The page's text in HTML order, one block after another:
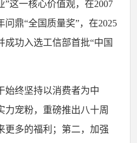
”这一核心价值观，在2007
问鼎“全国质量奖”，在2025
功入选工信部首批“中国
始终坚持以消费者为中
力宠粉，重磅推出八十周
更多的福利；第二，加强